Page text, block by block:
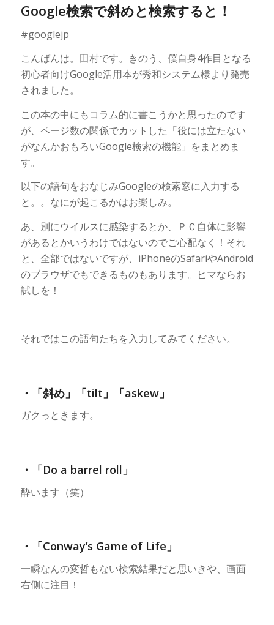
Google検索で斜めと検索すると！
#googlejp
こんばんは。田村です。きのう、僕自身4作目となる
初心者向けGoogle活用本が秀和システム様より発売
されました。
この本の中にもコラム的に書こうかと思ったのです
が、ページ数の関係でカットした「役には立たない
がなんかおもろいGoogle検索の機能」をまとめま
す。
以下の語句をおなじみGoogleの検索窓に入力する
と。。なにが起こるかはお楽しみ。
あ、別にウイルスに感染するとか、ＰＣ自体に影響
があるとかいうわけではないのでご心配なく！それ
と、全部ではないですが、iPhoneのSafariやAndroid
のブラウザでもできるものもあります。ヒマならお
試しを！
それではこの語句たちを入力してみてください。
・「斜め」「tilt」「askew」
ガクっときます。
・「Do a barrel roll」
酔います（笑）
・「Conway’s Game of Life」
一瞬なんの変哲もない検索結果だと思いきや、画面
右側に注目！